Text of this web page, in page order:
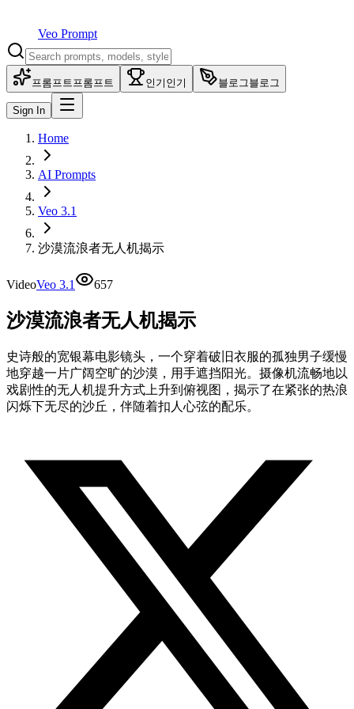
Veo Prompt
프롬프트프롬프트 인기 인기 블로그블로그
Sign In
Home
AI Prompts
Veo 3.1
沙漠流浪者无人机揭示
VideoVeo 3.1 657
沙漠流浪者无人机揭示
史诗般的宽银幕电影镜头，一个穿着破旧衣服的孤独男子缓慢
地穿越一片广阔空旷的沙漠，用手遮挡阳光。摄像机流畅地以
戏剧性的无人机提升方式上升到俯视图，揭示了在紧张的热浪
闪烁下无尽的沙丘，伴随着扣人心弦的配乐。